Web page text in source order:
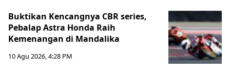
Buktikan Kencangnya CBR series,
Pebalap Astra Honda Raih
Kemenangan di Mandalika
10 Agu 2026, 4:28 PM